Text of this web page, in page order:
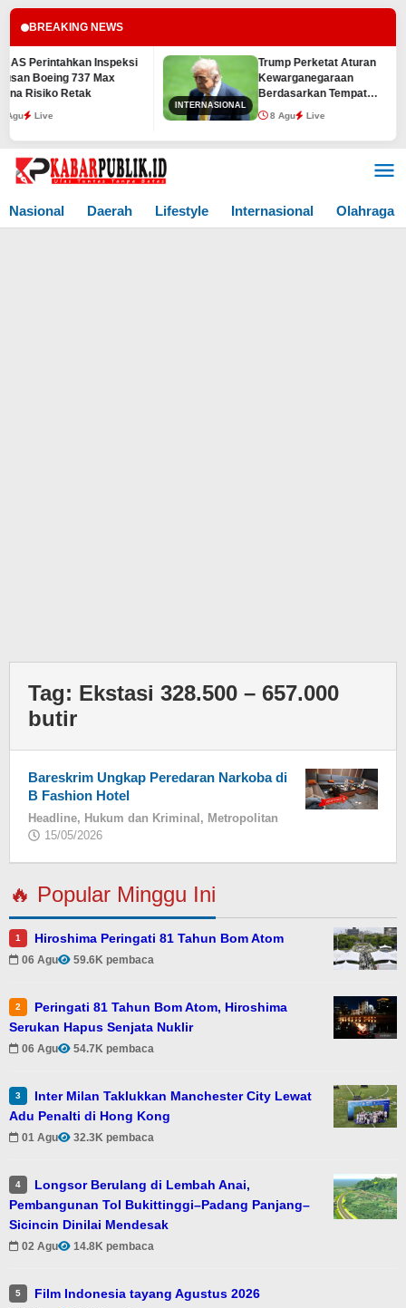
BREAKING NEWS
Perintahkan Inspeksi
Boeing 737 Max
Risiko Retak
Live
INTERNASIONAL
Trump Perketat Aturan
Kewarganegaraan
Berdasarkan Tempat
Kelahiran
8 Agu Live
Lewati
Nasional
Daerah Lifestyle Internasional Olahraga
Tag: Ekstasi 328.500 – 657.000
butir
Bareskrim Ungkap Peredaran Narkoba di
B Fashion Hotel
Headline, Hukum dan Kriminal , Metropolitan
15/05/2026
🔥 Popular Minggu Ini
1 Hiroshima Peringati 81 Tahun Bom Atom
06 Agu 59.6K pembaca
2
Peringati 81 Tahun Bom Atom, Hiroshima
Serukan Hapus Senjata Nuklir
06 Agu 54.7K pembaca
3
Inter Milan Taklukkan Manchester City Lewat
Adu Penalti di Hong Kong
01 Agu 32.3K pembaca
4
Longsor Berulang di Lembah Anai,
Pembangunan Tol Bukittinggi–Padang Panjang–
Sicincin Dinilai Mendesak
02 Agu 14.8K pembaca
5 Film Indonesia tayang Agustus 2026